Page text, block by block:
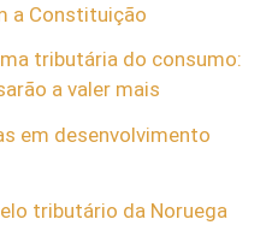
a Constituição
tributária do consumo:
a valer mais
em desenvolvimento
tributário da Noruega